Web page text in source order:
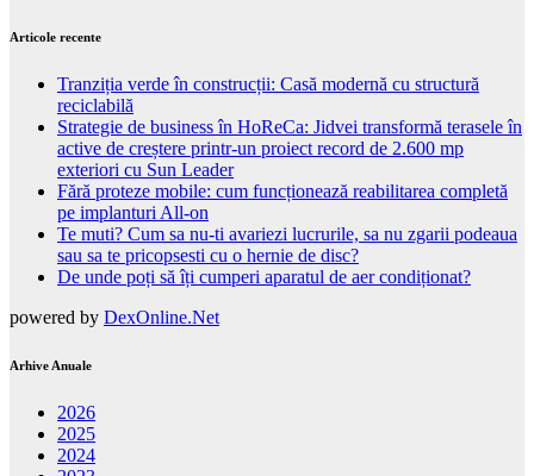
Articole recente
Tranziția verde în construcții: Casă modernă cu structură
reciclabilă
Strategie de business în HoReCa: Jidvei transformă terasele în
active de creștere printr-un proiect record de 2.600 mp
exteriori cu Sun Leader
Fără proteze mobile: cum funcționează reabilitarea completă
pe implanturi All-on
Te muti? Cum sa nu-ti avariezi lucrurile, sa nu zgarii podeaua
sau sa te pricopsesti cu o hernie de disc?
De unde poți să îți cumperi aparatul de aer condiționat?
powered by DexOnline.Net
Arhive Anuale
2026
2025
2024